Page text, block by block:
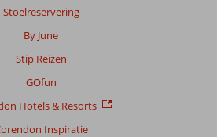
Stoelreservering
By June
Stip Reizen
GOfun
Hotels & Resorts
Inspiratie